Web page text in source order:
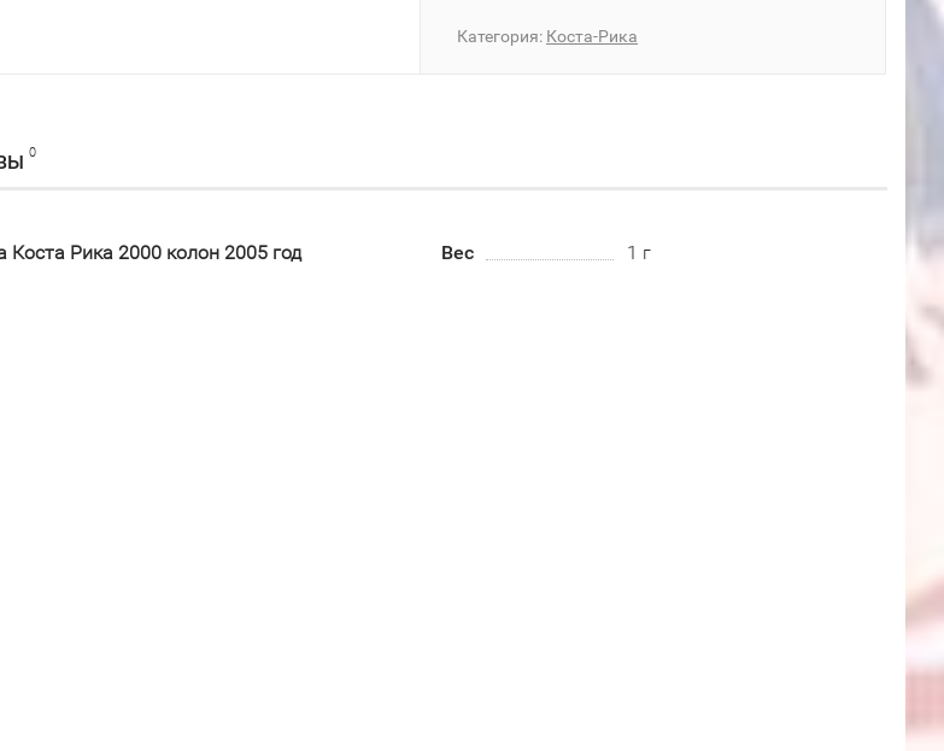
Категория: Коста-Рика
0
Коста Рика 2000 колон 2005 год
Вес 1 г